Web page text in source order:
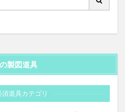
製図道具
道具カテゴリ